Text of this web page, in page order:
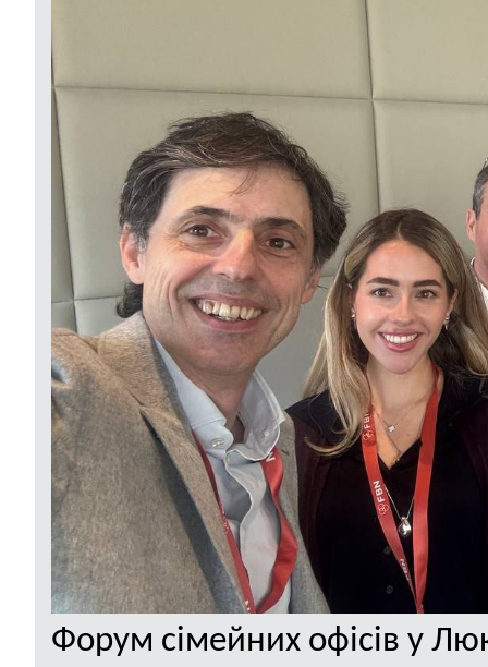
Форум сімейних офісів у